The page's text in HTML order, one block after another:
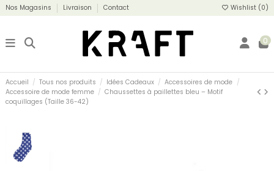
Nos Magasins Livraison Contact Wishlist (0)
0
Accueil Tous nos produits Idées Cadeaux
Accessoires de mode
Accessoire de mode femme
Chaussettes à paillettes bleu – Motif
coquillages (Taille 36-42)